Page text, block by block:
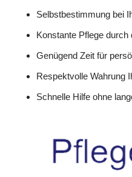
Selbstbestimmung bei
Konstante Pflege durch
Genügend Zeit für
Respektvolle Wahrung
Schnelle Hilfe ohne